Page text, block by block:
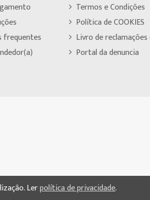
frequentes
Termos e Condições
Política de COOKIES
Livro de
Portal da denuncia
Lerpolítica de privacidade.